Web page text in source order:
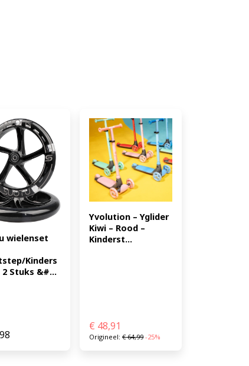
wielenset
Kinders
2 Stuks &#...
Yvolution – Yglider
Kiwi – Rood –
Kinderst...
€ 48,91
Origineel:€64,99 -25%